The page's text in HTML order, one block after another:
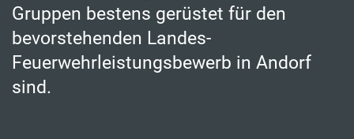
Gruppen bestens gerüstet für den
bevorstehenden Landes-
Feuerwehrleistungsbewerb in Andorf
sind.